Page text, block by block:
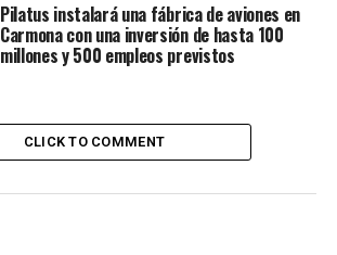
Pilatus instalará una fábrica de aviones en
Carmona con una inversión de hasta 100
millones y 500 empleos previstos
CLICK TO COMMENT